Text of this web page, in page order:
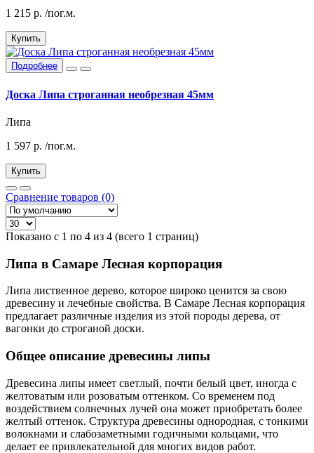
1 215 р. /пог.м.
Купить
Подробнее
Доска Липа строганная необрезная 45мм
Липа
1 597 р. /пог.м.
Купить
Сравнение товаров (0)
Показано с 1 по 4 из 4 (всего 1 страниц)
Липа в Самаре Лесная корпорация
Липа лиственное дерево, которое широко ценится за свою
древесину и лечебные свойства. В Самаре Лесная корпорация
предлагает различные изделия из этой породы дерева, от
вагонки до строганой доски.
Общее описание древесины липы
Древесина липы имеет светлый, почти белый цвет, иногда с
желтоватым или розоватым оттенком. Со временем под
воздействием солнечных лучей она может приобретать более
желтый оттенок. Структура древесины однородная, с тонкими
волокнами и слабозаметными годичными кольцами, что
делает ее привлекательной для многих видов работ.